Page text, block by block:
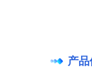
产